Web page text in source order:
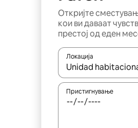
Откријте
кои ви даваат
престој од еден
Локација
Кога резултатите
Пристигнување